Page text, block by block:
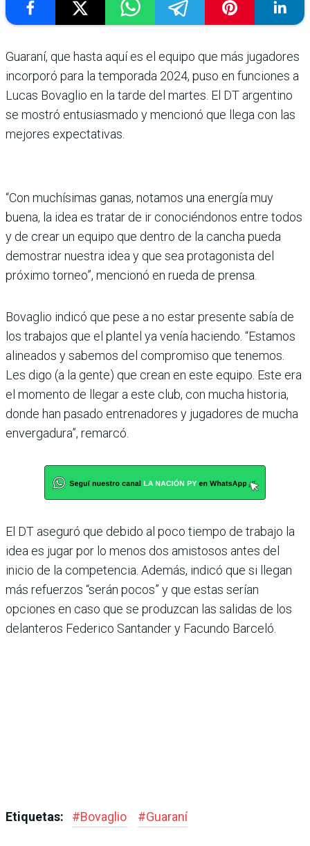
Guaraní, que hasta aquí es el equipo que más jugadores
incorporó para la temporada 2024, puso en funciones a
Lucas Bovaglio en la tarde del martes. El DT argentino
se mostró entusiasmado y mencionó que llega con las
mejores expectativas.
“Con muchísimas ganas, notamos una energía muy
buena, la idea es tratar de ir conociéndonos entre todos
y de crear un equipo que dentro de la cancha pueda
demostrar nuestra idea y que sea protagonista del
próximo torneo”, mencionó en rueda de prensa.
Bovaglio indicó que pese a no estar presente sabía de
los trabajos que el plantel ya venía haciendo. “Estamos
alineados y sabemos del compromiso que tenemos.
Les digo (a la gente) que crean en este equipo. Este era
el momento de llegar a este club, con mucha historia,
donde han pasado entrenadores y jugadores de mucha
envergadura”, remarcó.
El DT aseguró que debido al poco tiempo de trabajo la
idea es jugar por lo menos dos amistosos antes del
inicio de la competencia. Además, indicó que si llegan
más refuerzos “serán pocos” y que estas serían
opciones en caso que se produzcan las salidas de los
delanteros Federico Santander y Facundo Barceló.
Etiquetas: #Bovaglio #Guaraní